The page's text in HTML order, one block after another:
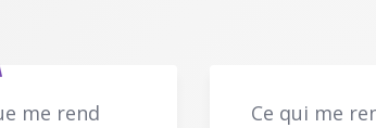
me rend
Ce qui me